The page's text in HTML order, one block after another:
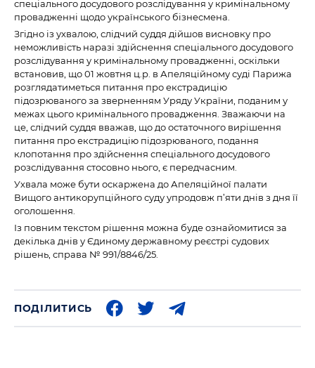
спеціального досудового розслідування у кримінальному
провадженні щодо українського бізнесмена.
Згідно із ухвалою, слідчий суддя дійшов висновку про
неможливість наразі здійснення спеціального досудового
розслідування у кримінальному провадженні, оскільки
встановив, що 01 жовтня ц.р. в Апеляційному суді Парижа
розглядатиметься питання про екстрадицію
підозрюваного за зверненням Уряду України, поданим у
межах цього кримінального провадження. Зважаючи на
це, слідчий суддя вважав, що до остаточного вирішення
питання про екстрадицію підозрюваного, подання
клопотання про здійснення спеціального досудового
розслідування стосовно нього, є передчасним.
Ухвала може бути оскаржена до Апеляційної палати
Вищого антикорупційного суду упродовж п’яти днів з дня її
оголошення.
Із повним текстом рішення можна буде ознайомитися за
декілька днів у Єдиному державному реєстрі судових
рішень, справа № 991/8846/25.
ПОДІЛИТИСЬ